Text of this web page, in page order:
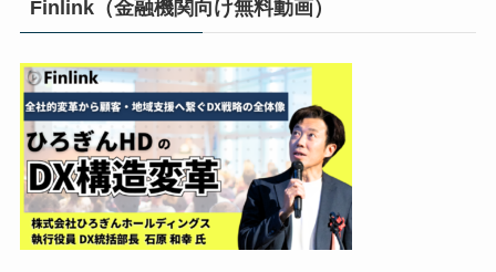
Finlink（金融機関向け無料動画）